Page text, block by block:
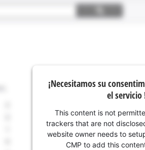
¡Necesitamos su
el servicio
This content is not
trackers that are not
website owner needs to
CMP to add this